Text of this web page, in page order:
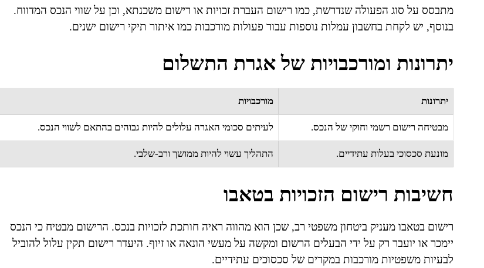
מתבסס על סוג הפעולה שנדרשת, כמו רישום העברת זכויות או רישום משכנתא, וכן על שווי הנכס המדווח.
בנוסף, יש לקחת בחשבון עמלות נוספות עבור פעולות מורכבות כמו איתור תיקי רישום ישנים.
יתרונות ומורכבויות של אגרת התשלום
יתרונות מורכבויות
מבטיחה רישום רשמי וחוקי של הנכס. לעיתים סכומי האגרה עלולים להיות גבוהים בהתאם לשווי הנכס.
מונעת סכסוכי בעלות עתידיים. התהליך עשוי להיות ממושך ורב-שלבי.
חשיבות רישום הזכויות בטאבו
רישום בטאבו מעניק ביטחון משפטי רב, שכן הוא מהווה ראיה חותכת לזכויות בנכס. הרישום מבטיח כי הנכס
יימכר או יועבר רק על ידי הבעלים הרשום ומקשה על מעשי הונאה או זיוף. היעדר רישום תקין עלול להוביל
לבעיות משפטיות מורכבות במקרים של סכסוכים עתידיים.